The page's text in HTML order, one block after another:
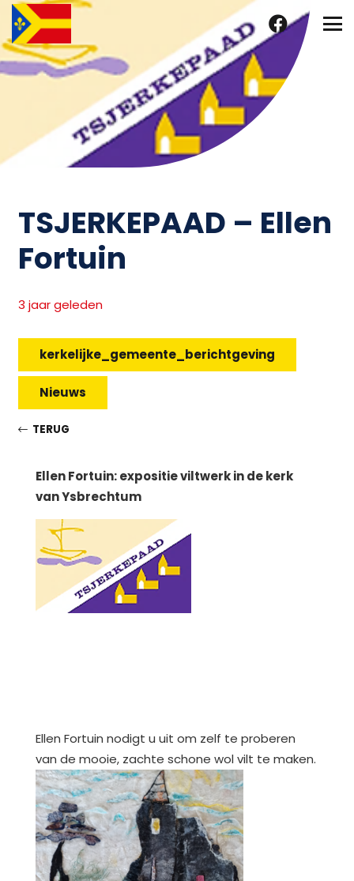
TSJERKEPAAD – Ellen
Fortuin
3 jaar geleden
kerkelijke_gemeente_berichtgeving
Nieuws
TERUG
Ellen Fortuin: expositie viltwerk in de kerk
van Ysbrechtum
Ellen Fortuin nodigt u uit om zelf te proberen
van de mooie, zachte schone wol vilt te maken.